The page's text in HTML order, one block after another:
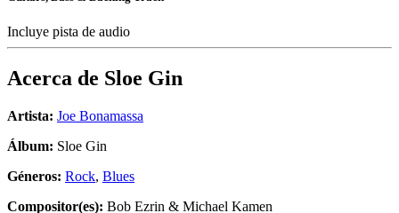
Incluye pista de audio
Acerca de Sloe Gin
Artista: Joe Bonamassa
Álbum: Sloe Gin
Géneros: Rock, Blues
Compositor(es): Bob Ezrin & Michael Kamen